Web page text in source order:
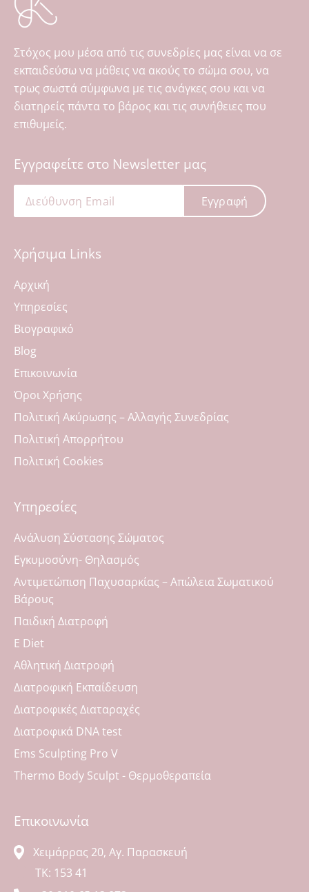
Στόχος μου μέσα από τις συνεδρίες μας είναι να σε
εκπαιδεύσω να μάθεις να ακούς το σώμα σου, να
τρως σωστά σύμφωνα με τις ανάγκες σου και να
διατηρείς πάντα το βάρος και τις συνήθειες που
επιθυμείς.
Εγγραφείτε στο Newsletter μας
Εγγραφή
Χρήσιμα Links
Αρχική
Υπηρεσίες
Βιογραφικό
Blog
Επικοινωνία
Όροι Χρήσης
Πολιτική Ακύρωσης – Αλλαγής Συνεδρίας
Πολιτική Απορρήτου
Πολιτική Cookies
Υπηρεσίες
Ανάλυση Σύστασης Σώματος
Εγκυμοσύνη- Θηλασμός
Αντιμετώπιση Παχυσαρκίας – Απώλεια Σωματικού
Βάρους
Παιδική Διατροφή
Ε Diet
Αθλητική Διατροφή
Διατροφική Εκπαίδευση
Διατροφικές Διαταραχές
Διατροφικά DNA test
Ems Sculpting Pro V
Thermo Body Sculpt - Θερμοθεραπεία
Επικοινωνία
Χειμάρρας 20, Αγ. Παρασκευή
ΤΚ: 153 41